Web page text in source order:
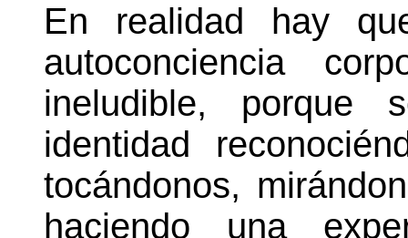
En realidad hay
autoconciencia
ineludible, porque
identidad
tocándonos,
haciendo una